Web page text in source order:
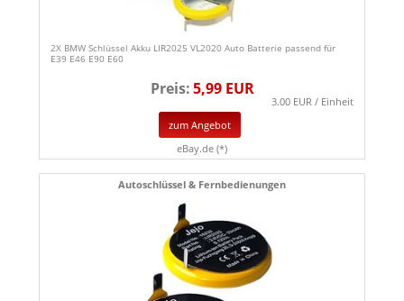
2X BMW Schlüssel Akku LIR2025 VL2020 Auto Batterie passend für
E39 E46 E90 E60
Preis:5,99 EUR
3.00 EUR / Einheit
zum Angebot
eBay.de (*)
Autoschlüssel & Fernbedienungen